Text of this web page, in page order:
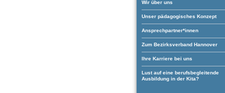
Wir über uns
Unser pädagogisches Konzept
Ansprechpartner*innen
Zum Bezirksverband Hannover
Ihre Karriere bei uns
Lust auf eine berufsbegleitende
Ausbildung in der Kita?